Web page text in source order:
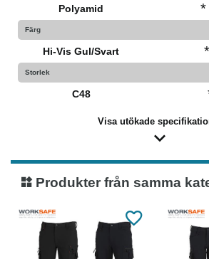
Polyamid *
Färg
Hi-Vis Gul/Svart *
Storlek
C48
Visa utökade
Produkter från samma